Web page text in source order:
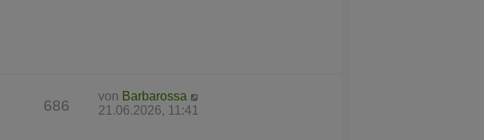
686
von Barbarossa
21.06.2026, 11:41